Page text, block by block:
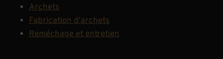
Archets
Fabrication d'archets
Reméchage et entretien